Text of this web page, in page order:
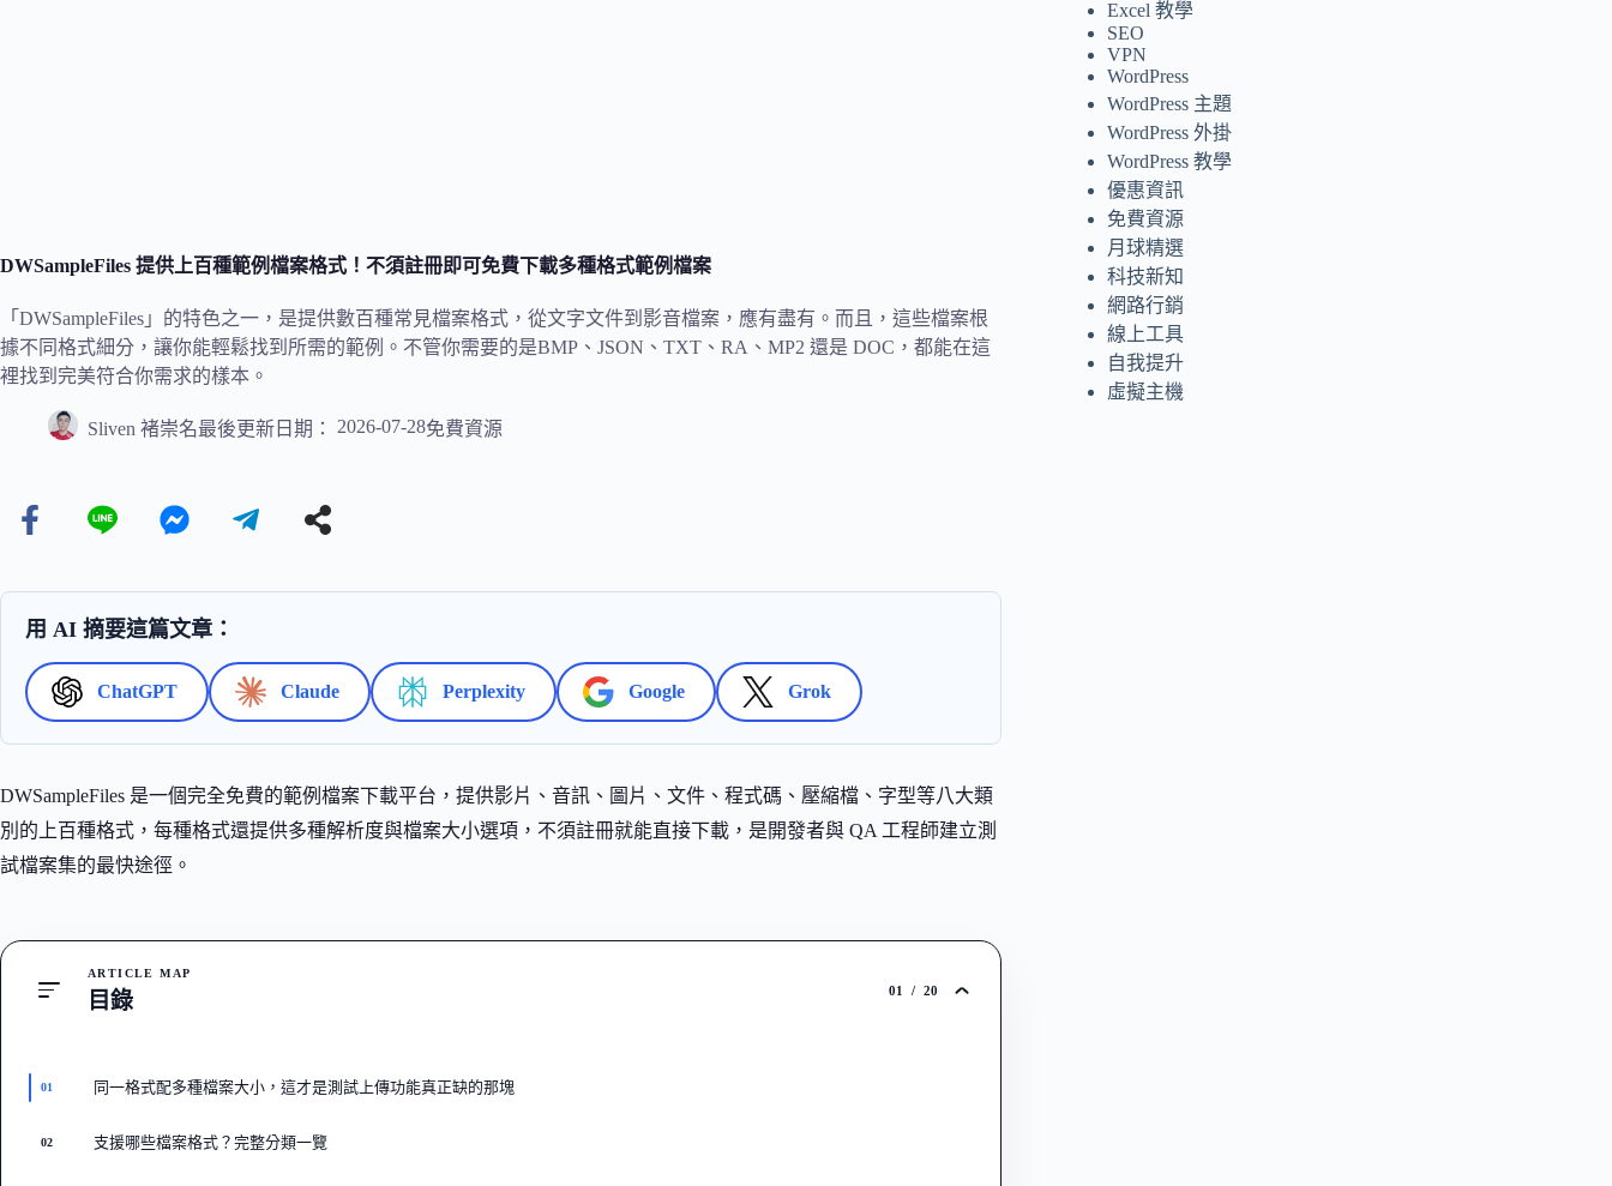
DWSampleFiles 提供上百種範例檔案格式！不須註冊即可免費下載多種格式範例檔案
「DWSampleFiles」的特色之一，是提供數百種常見檔案格式，從文字文件到影音檔案，應有盡有。而且，這些檔案根
據不同格式細分，讓你能輕鬆找到所需的範例。不管你需要的是BMP、JSON、TXT、RA、MP2 還是 DOC，都能在這
裡找到完美符合你需求的樣本。
Sliven 褚崇名最後更新日期： 2026-07-28免費資源
用 AI 摘要這篇文章：
ChatGPT Claude Perplexity Google Grok
DWSampleFiles 是一個完全免費的範例檔案下載平台，提供影片、音訊、圖片、文件、程式碼、壓縮檔、字型等八大類
別的上百種格式，每種格式還提供多種解析度與檔案大小選項，不須註冊就能直接下載，是開發者與 QA 工程師建立測
試檔案集的最快途徑。
ARTICLE MAP
目錄 01 / 20
01 同一格式配多種檔案大小，這才是測試上傳功能真正缺的那塊
02 支援哪些檔案格式？完整分類一覽
Excel 教學
SEO
VPN
WordPress
WordPress 主題
WordPress 外掛
WordPress 教學
優惠資訊
免費資源
月球精選
科技新知
網路行銷
線上工具
自我提升
虛擬主機